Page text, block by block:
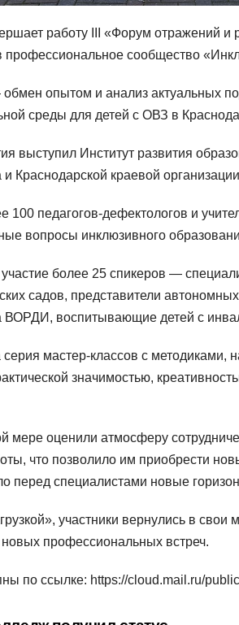
работу III «Форум отражений и
профессиональное сообщество
опытом и анализ актуальных
среды для детей с ОВЗ в
выступил Институт развития
и Краснодарской краевой
педагогов-дефектологов и
вопросы инклюзивного
более 25 спикеров —
садов, представители
ВОРДИ, воспитывающие детей с
мастер-классов с
значимостью,
мере оценили атмосферу
что позволило им приобрести
перед специалистами новые
участники вернулись в
профессиональных встреч.
по ссылке: https://cloud.mail.ru/